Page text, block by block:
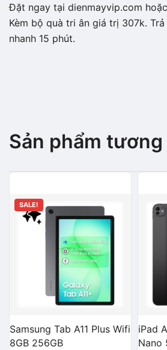
Đặt ngay tại dienmayvip.com
Kèm bộ quà tri ân giá trị 307k.
nhanh 15 phút.
Sản phẩm
SALE!
Samsung Tab A11 Plus Wifi
8GB 256GB
iPad
Nano